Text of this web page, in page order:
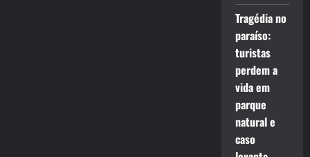
Tragédia no
paraíso:
turistas
perdem a
vida em
parque
natural e
caso